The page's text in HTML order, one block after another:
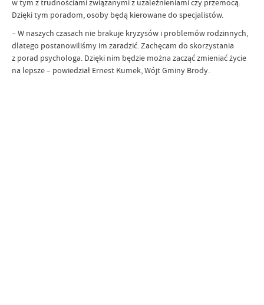
w tym z trudnościami związanymi z uzależnieniami czy przemocą.
Dzięki tym poradom, osoby będą kierowane do specjalistów.
– W naszych czasach nie brakuje kryzysów i problemów rodzinnych,
dlatego postanowiliśmy im zaradzić. Zachęcam do skorzystania
z porad psychologa. Dzięki nim będzie można zacząć zmieniać życie
na lepsze – powiedział Ernest Kumek, Wójt Gminy Brody.